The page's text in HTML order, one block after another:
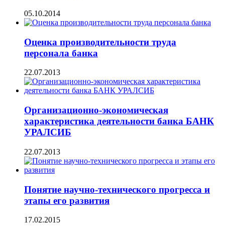
05.10.2014
Оценка производительности труда
персонала банка
22.07.2013
Организационно-экономическая
характеристика деятельности банка БАНК
УРАЛСИБ
22.07.2013
Понятие научно-технического прогресса и
этапы его развития
17.02.2015